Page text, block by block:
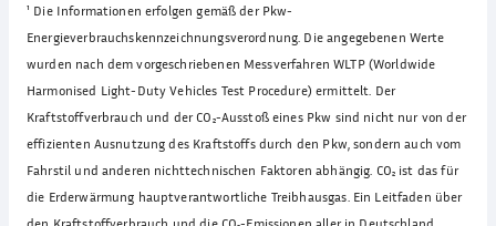
¹ Die Informationen erfolgen gemäß der Pkw-
Energieverbrauchskennzeichnungsverordnung. Die angegebenen Werte
wurden nach dem vorgeschriebenen Messverfahren WLTP (Worldwide
Harmonised Light-Duty Vehicles Test Procedure) ermittelt. Der
Kraftstoffverbrauch und der CO₂-Ausstoß eines Pkw sind nicht nur von der
effizienten Ausnutzung des Kraftstoffs durch den Pkw, sondern auch vom
Fahrstil und anderen nichttechnischen Faktoren abhängig. CO₂ ist das für
die Erderwärmung hauptverantwortliche Treibhausgas. Ein Leitfaden über